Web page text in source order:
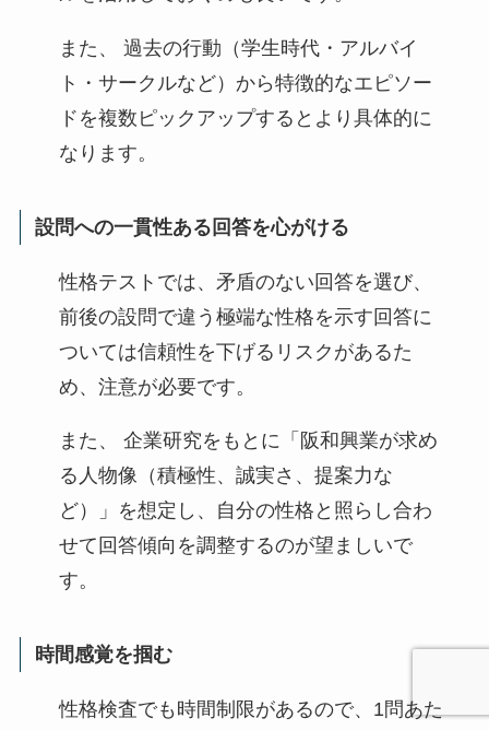
また、 過去の行動（学生時代・アルバイ
ト・サークルなど）から特徴的なエピソー
ドを複数ピックアップするとより具体的に
なります。
設問への一貫性ある回答を心がける
性格テストでは、矛盾のない回答を選び、
前後の設問で違う極端な性格を示す回答に
ついては信頼性を下げるリスクがあるた
め、注意が必要です。
また、 企業研究をもとに「阪和興業が求め
る人物像（積極性、誠実さ、提案力な
ど）」を想定し、自分の性格と照らし合わ
せて回答傾向を調整するのが望ましいで
す。
時間感覚を掴む
性格検査でも時間制限があるので、1問あた